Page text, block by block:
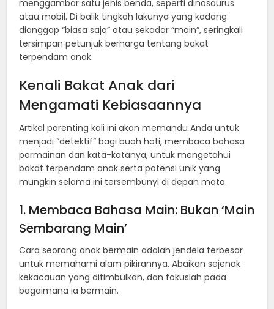
menggambar satu jenis benda, seperti dinosaurus
atau mobil. Di balik tingkah lakunya yang kadang
dianggap “biasa saja” atau sekadar “main”, seringkali
tersimpan petunjuk berharga tentang bakat
terpendam anak.
Kenali Bakat Anak dari
Mengamati Kebiasaannya
Artikel parenting kali ini akan memandu Anda untuk
menjadi “detektif” bagi buah hati, membaca bahasa
permainan dan kata-katanya, untuk mengetahui
bakat terpendam anak serta potensi unik yang
mungkin selama ini tersembunyi di depan mata.
1. Membaca Bahasa Main: Bukan ‘Main
Sembarang Main’
Cara seorang anak bermain adalah jendela terbesar
untuk memahami alam pikirannya. Abaikan sejenak
kekacauan yang ditimbulkan, dan fokuslah pada
bagaimana ia bermain.